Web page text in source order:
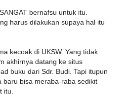
bernafsu untuk itu.
harus dilakukan supaya hal itu
kecoak di UKSW. Yang tidak
akhirnya datang ke situs
buku dari Sdr. Budi. Tapi itupun
baru bisa meraba-raba sedikit
itu.